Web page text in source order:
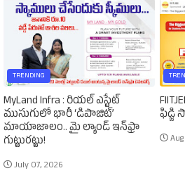
TRENDING
MyLand Infra : రియల్ ఎస్టేట్
ముసుగులో భారీ ‘డిపాజిట్’
మాయాజాలం.. మై ల్యాండ్ ఇన్‌ఫ్రా
గుట్టురట్టు!
July 07, 2026
ఫిడ్జి